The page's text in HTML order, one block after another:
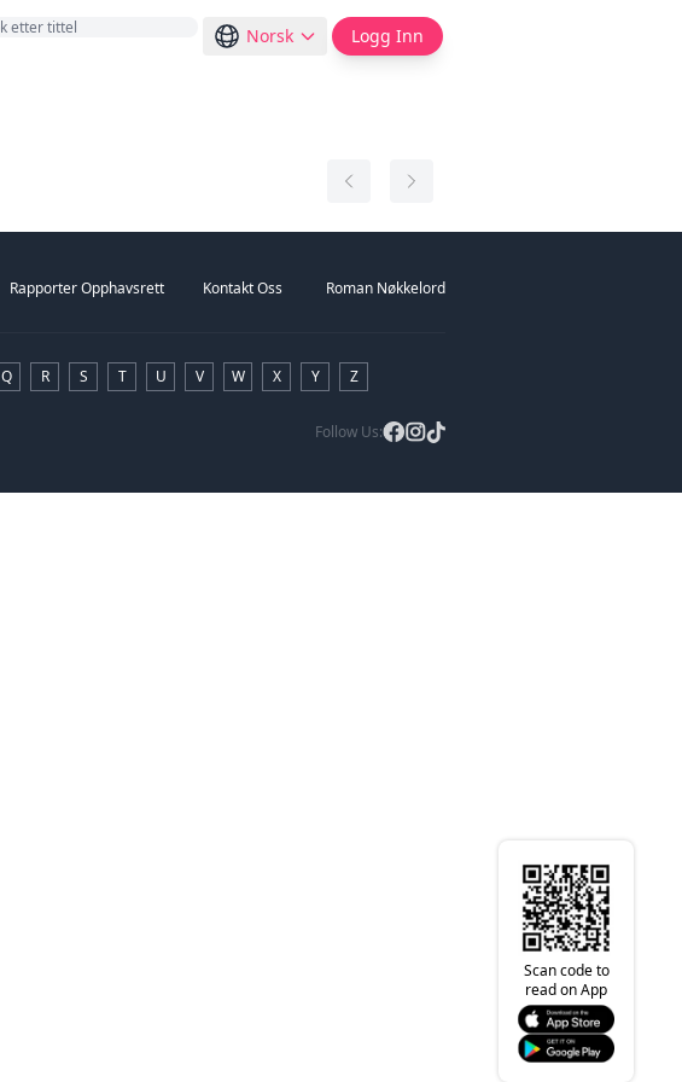
Norsk Logg Inn
Rapporter Opphavsrett Kontakt Oss Roman Nøkkelord
Q R S T U V W X Y Z
Follow Us:
Scan code to
read on App